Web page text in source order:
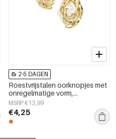
2-5 DAGEN
Roestvrijstalen oorknopjes met
onregelmatige vorm,
eenvoudige, alledaagse serie,
dames sieraden
MSRP €13,99
€4,25